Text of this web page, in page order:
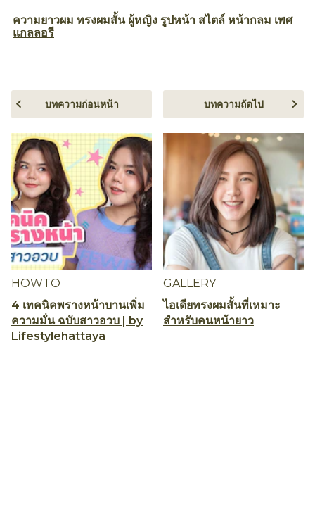
ความยาวผม ทรงผมสั้น ผู้หญิง รูปหน้า สไตล์ หน้ากลม เพศ
แกลลอรี
HOWTO
4 เทคนิคพรางหน้าบานเพิ่ม
ความมั่น ฉบับสาวอวบ | by
Lifestylehattaya
บทความก่อนหน้า
GALLERY
ไอเดียทรงผมสั้นที่เหมาะ
สำหรับคนหน้ายาว
บทความถัดไป